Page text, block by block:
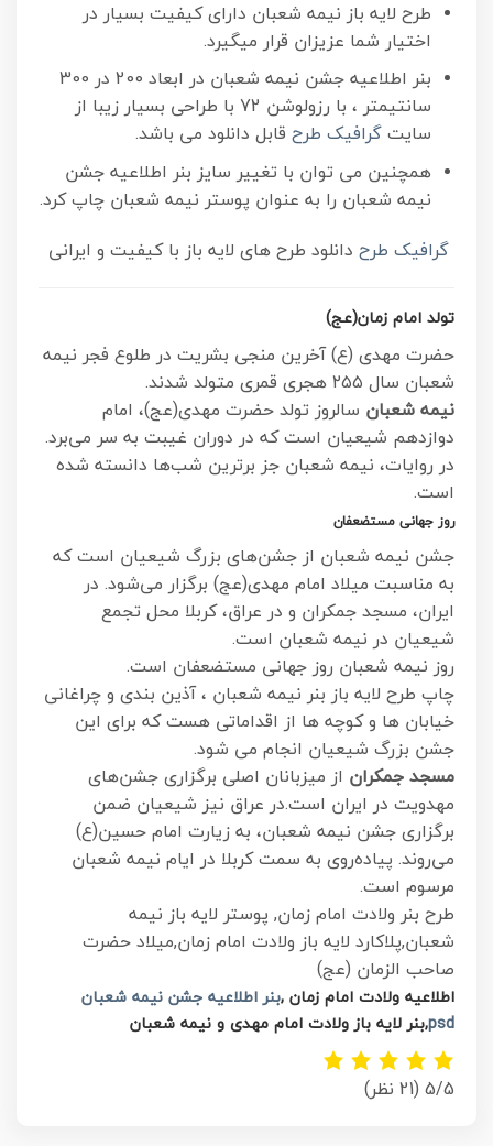
طرح لایه باز نیمه شعبان دارای کیفیت بسیار در
اختیار شما عزیزان قرار میگیرد.
بنر اطلاعیه جشن نیمه شعبان در ابعاد 200 در 300
سانتیمتر ، با رزولوشن 72 با طراحی بسیار زیبا از
سایت گرافیک طرحقابل دانلود می باشد.
همچنین می توان با تغییر سایز بنر اطلاعیه جشن
نیمه شعبان را به عنوان پوستر نیمه شعبان چاپ کرد.
گرافیک طرح دانلود طرح های لایه باز با کیفیت و ایرانی
تولد امام زمان(عج)
حضرت مهدی (ع) آخرین منجی بشریت در طلوع فجر نیمه
شعبان سال ۲۵۵ هجری قمری متولد شدند.
نیمه شعبان سالروز تولد حضرت مهدی(عج)، امام
دوازدهم شیعیان است که در دوران غیبت به سر می‌برد.
در روایات، نیمه شعبان جز برترین شب‌ها دانسته شده
است.
روز جهانی مستضعفان
جشن نیمه شعبان از جشن‌های بزرگ شیعیان است که
به مناسبت میلاد امام مهدی(عج) برگزار می‌شود. در
ایران، مسجد جمکران و در عراق، کربلا محل تجمع
شیعیان در نیمه شعبان است.
روز نیمه شعبان روز جهانی مستضعفان است.
چاپ طرح لایه باز بنر نیمه شعبان ، آذین بندی و چراغانی
خیابان ها و کوچه ها از اقداماتی هست که برای این
جشن بزرگ شیعیان انجام می شود.
مسجد جمکران از میزبانان اصلی برگزاری جشن‌های
مهدویت در ایران است.در عراق نیز شیعیان ضمن
برگزاری جشن نیمه شعبان، به زیارت امام حسین(ع)
می‌روند. پیاده‌روی به سمت کربلا در ایام نیمه شعبان
مرسوم است.
طرح بنر ولادت امام زمان, پوستر لایه باز نیمه
شعبان,پلاکارد لایه باز ولادت امام زمان,میلاد حضرت
صاحب الزمان (عج)
اطلاعیه ولادت امام زمان ,بنر اطلاعیه جشن نیمه شعبان
psd,بنر لایه باز ولادت امام مهدی و نیمه شعبان
5/5 (21 نظر)